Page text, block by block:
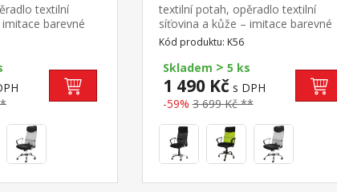
textilní
barevné
kříž,
výška sedu
nosnost do
textilní potah, opěradlo textilní
síťovina a kůže – imitace barevné
provedení černá /
červená chromovaný kříž, houpací
mechanismus výška sedu 45-51
cm doporučená nosnost do 120 kg
Kód produktu: K56
Skladem > 5 ks
1 490 Kč s DPH
-59% 3 699 Kč **